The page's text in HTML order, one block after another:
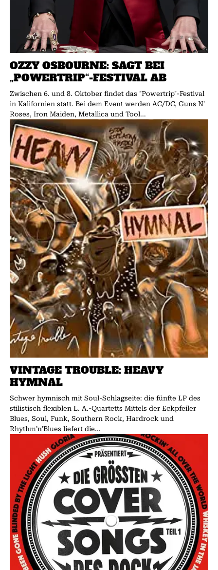
OZZY OSBOURNE: SAGT BEI
„POWERTRIP“-FESTIVAL AB
Zwischen 6. und 8. Oktober findet das "Powertrip"-Festival
in Kalifornien statt. Bei dem Event werden AC/DC, Guns N'
Roses, Iron Maiden, Metallica und Tool...
VINTAGE TROUBLE: HEAVY
HYMNAL
Schwer hymnisch mit Soul-Schlagseite: die fünfte LP des
stilistisch flexiblen L. A.-Quartetts Mittels der Eckpfeiler
Blues, Soul, Funk, Southern Rock, Hardrock und
Rhythm’n’Blues liefert die...